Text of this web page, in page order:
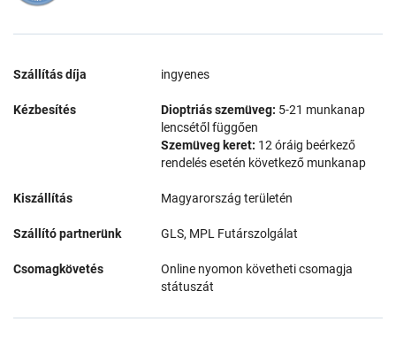
Szállítás díja ingyenes
Kézbesítés Dioptriás szemüveg: 5-21 munkanap
lencsétől függően
Szemüveg keret: 12 óráig beérkező
rendelés esetén következő munkanap
Kiszállítás Magyarország területén
Szállító partnerünk GLS, MPL Futárszolgálat
Csomagkövetés
Online nyomon követheti csomagja
státuszát